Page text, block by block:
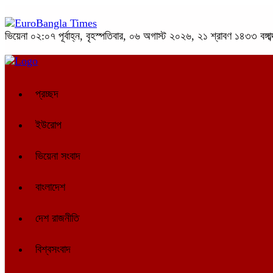
ভিয়েনা ০২:০৭ পূর্বাহ্ন, বৃহস্পতিবার, ০৬ অগাস্ট ২০২৬, ২১ শ্রাবণ ১৪৩৩
প্রচ্ছদ
ইউরোপ
ভিয়েনা সংবাদ
বাংলাদেশ
দেশ রাজনীতি
বিশ্বসংবাদ